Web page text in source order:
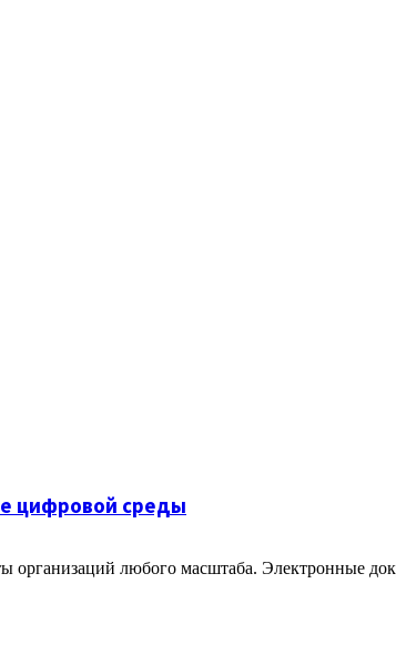
цифровой среды
организаций любого масштаба. Электронные